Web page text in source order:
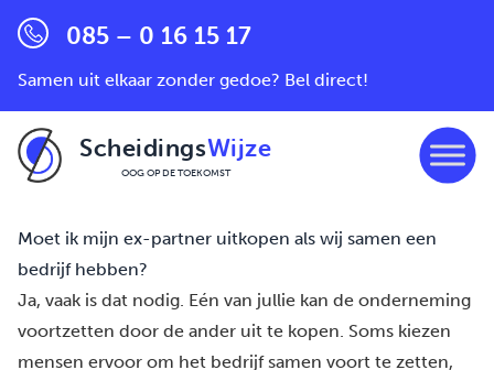
085 – 0 16 15 17
Samen uit elkaar zonder gedoe? Bel direct!
ScheidingsWijze
OOG OP DE TOEKOMST
Moet ik mijn ex-partner uitkopen als wij samen een
bedrijf hebben?
Ja, vaak is dat nodig. Eén van jullie kan de onderneming
voortzetten door de ander uit te kopen. Soms kiezen
mensen ervoor om het bedrijf samen voort te zetten,